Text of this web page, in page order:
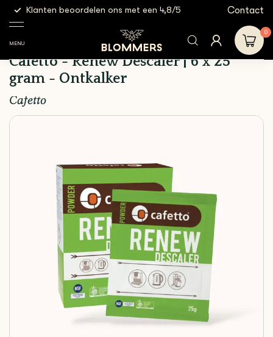
Klanten beoordelen ons met een 4,8/5 Gratis
Contact
MENU
0
Cafetto -
Renew Descaler
| 6 x 25 gram -
Ontkalker
Cafetto - Renew Descaler | 6 x 25
gram - Ontkalker
Cafetto